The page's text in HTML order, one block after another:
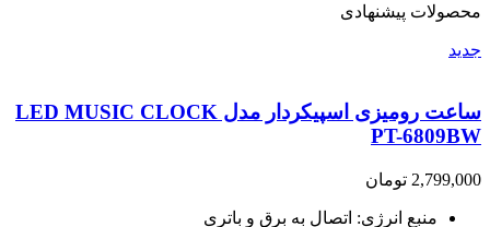
محصولات پیشنهادی
جدید
ساعت رومیزی اسپیکردار مدل LED MUSIC CLOCK
PT-6809BW
2,799,000 تومان
منبع انرژی: اتصال به برق و باتری